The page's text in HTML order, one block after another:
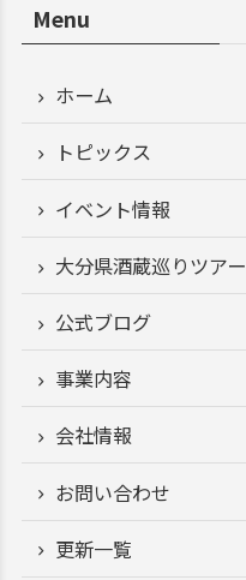
Menu
ホーム
トピックス
イベント情報
大分県酒蔵巡りツアー
公式ブログ
事業内容
会社情報
お問い合わせ
更新一覧